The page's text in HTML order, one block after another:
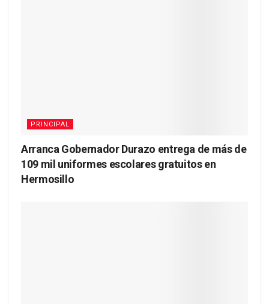
PRINCIPAL
Arranca Gobernador Durazo entrega de más de
109 mil uniformes escolares gratuitos en
Hermosillo